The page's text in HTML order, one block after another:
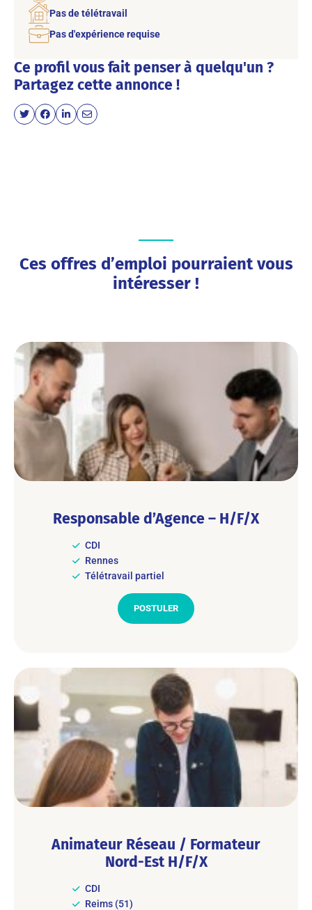
Pas de télétravail
Pas d'expérience requise
Ce profil vous fait penser à quelqu'un ?
Partagez cette annonce !
Ces offres d’emploi pourraient vous
intéresser !
Responsable d’Agence – H/F/X
CDI
Rennes
Télétravail partiel
POSTULER
Animateur Réseau / Formateur
Nord-Est H/F/X
CDI
Reims (51)